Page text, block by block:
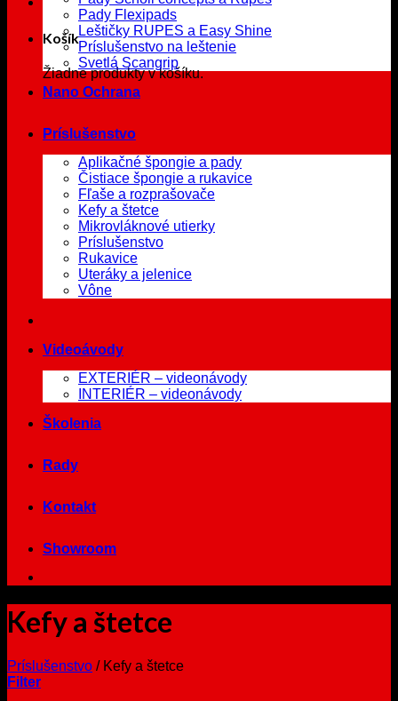
Košík
Žiadne produkty v košíku.
Pady Flexipads
Leštičky RUPES a Easy Shine
Príslušenstvo na leštenie
Svetlá Scangrip
Nano Ochrana
Príslušenstvo
Aplikačné špongie a pady
Čistiace špongie a rukavice
Fľaše a rozprašovače
Kefy a štetce
Mikrovláknové utierky
Príslušenstvo
Rukavice
Uteráky a jelenice
Vône
Videoávody
EXTERIÉR – videonávody
INTERIÉR – videonávody
Školenia
Rady
Kontakt
Showroom
Kefy a štetce
Príslušenstvo /Kefy a štetce
Filter